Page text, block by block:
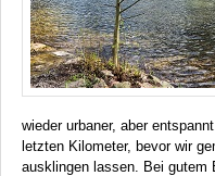
wieder urbaner, aber
letzten Kilometer, bevor wir
ausklingen lassen. Bei gutem